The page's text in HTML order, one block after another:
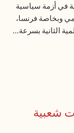
في أزمة سياسية
وبخاصة فرنسا،
الثانية بسرعة...
شعبية